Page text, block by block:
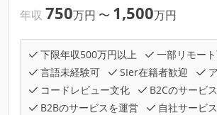
年収 750万円 〜 1,500万円
下限年収500万円以上
一部リモー
言語未経験可
SIer在籍者歓迎
コードレビュー文化
B2Cのサービ
B2Bのサービスを運営
自社サービ